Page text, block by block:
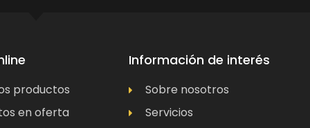
productos
en oferta
Información de interés
Sobre nosotros
Servicios